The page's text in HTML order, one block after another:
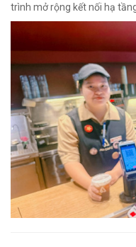
trình mở rộng kết nối hạ